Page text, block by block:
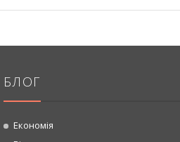
БЛОГ
Економія